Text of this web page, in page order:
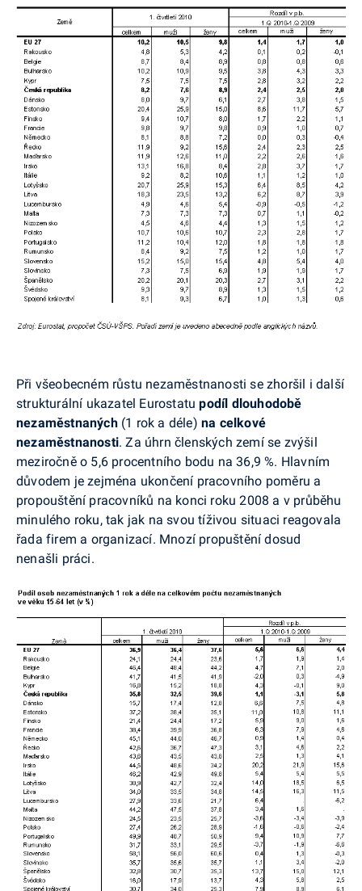
Při všeobecném růstu nezaměstnanosti se zhoršil i další
strukturální ukazatel Eurostatupodíl dlouhodobě
nezaměstnaných (1 rok a déle) na celkové
nezaměstnanosti. Za úhrn členských zemí se zvýšil
meziročně o 5,6 procentního bodu na 36,9 %. Hlavním
důvodem je zejména ukončení pracovního poměru a
propouštění pracovníků na konci roku 2008 a v průběhu
minulého roku, tak jak na svou tíživou situaci reagovala
řada firem a organizací. Mnozí propuštění dosud
nenašli práci.